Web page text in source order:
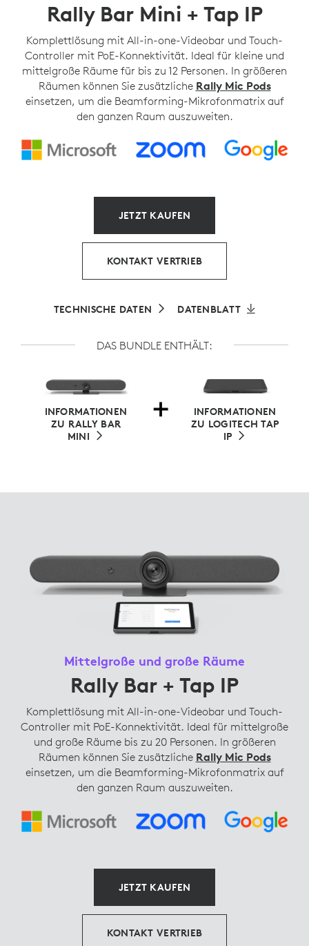
Rally Bar Mini + Tap IP
Komplettlösung mit All-in-one-Videobar und Touch-
Controller mit PoE-Konnektivität. Ideal für kleine und
mittelgroße Räume für bis zu 12 Personen. In größeren
Räumen können Sie zusätzliche Rally Mic Pods
einsetzen, um die Beamforming-Mikrofonmatrix auf
den ganzen Raum auszuweiten.
JETZT KAUFEN
KONTAKT VERTRIEB
TECHNISCHE DATEN DATENBLATT
DAS BUNDLE ENTHÄLT:
INFORMATIONEN
ZU RALLY BAR
MINI
INFORMATIONEN
ZU LOGITECH TAP
IP
Mittelgroße und große Räume
Rally Bar + Tap IP
Komplettlösung mit All-in-one-Videobar und Touch-
Controller mit PoE-Konnektivität. Ideal für mittelgroße
und große Räume bis zu 20 Personen. In größeren
Räumen können Sie zusätzliche Rally Mic Pods
einsetzen, um die Beamforming-Mikrofonmatrix auf
den ganzen Raum auszuweiten.
JETZT KAUFEN
KONTAKT VERTRIEB